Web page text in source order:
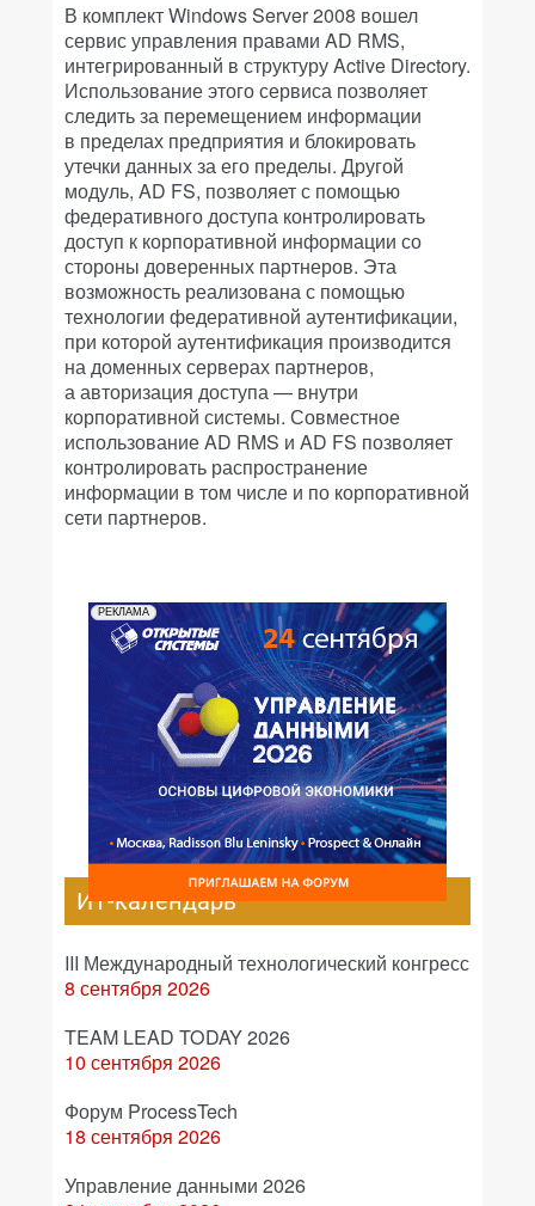
В комплект Windows Server 2008 вошел
сервис управления правами AD RMS,
интегрированный в структуру Active Directory.
Использование этого сервиса позволяет
следить за перемещением информации
в пределах предприятия и блокировать
утечки данных за его пределы. Другой
модуль, AD FS, позволяет с помощью
федеративного доступа контролировать
доступ к корпоративной информации со
стороны доверенных партнеров. Эта
возможность реализована с помощью
технологии федеративной аутентификации,
при которой аутентификация производится
на доменных серверах партнеров,
а авторизация доступа — внутри
корпоративной системы. Совместное
использование AD RMS и AD FS позволяет
контролировать распространение
информации в том числе и по корпоративной
сети партнеров.
РЕКЛАМА
ИТ-календарь
III Международный технологический конгресс
8 сентября 2026
TEAM LEAD TODAY 2026
10 сентября 2026
Форум ProcessTech
18 сентября 2026
Управление данными 2026